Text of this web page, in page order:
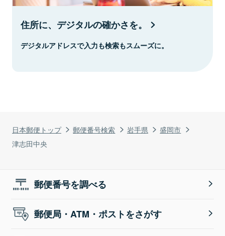
日本郵便トップ 郵便番号検索 岩手県
盛岡市
津志田中央
住所に、デジタルの確かさを。
デジタルアドレスで入力も検索もスムーズに。
郵便番号を調べる
郵便局・ATM・ポストをさがす